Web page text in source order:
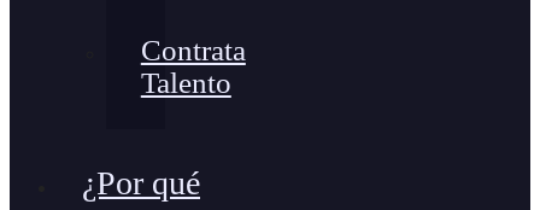
Contrata
Talento
¿Por qué